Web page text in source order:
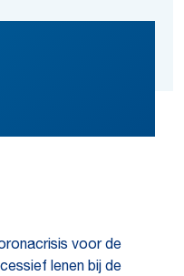
voor de
lenen bij de